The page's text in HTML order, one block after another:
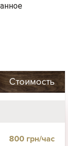
Стоимость
800 грн/час